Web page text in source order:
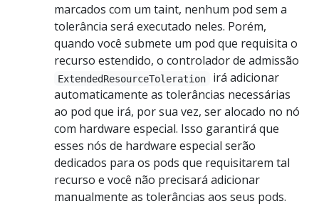
marcados com um taint, nenhum pod sem a
tolerância será executado neles. Porém,
quando você submete um pod que requisita o
recurso estendido, o controlador de admissão
ExtendedResourceToleration
irá adicionar
automaticamente as tolerâncias necessárias
ao pod que irá, por sua vez, ser alocado no nó
com hardware especial. Isso garantirá que
esses nós de hardware especial serão
dedicados para os pods que requisitarem tal
recurso e você não precisará adicionar
manualmente as tolerâncias aos seus pods.